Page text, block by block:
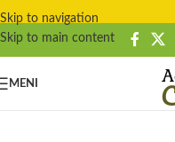
Skip to navigation
Skip to main content
MENI